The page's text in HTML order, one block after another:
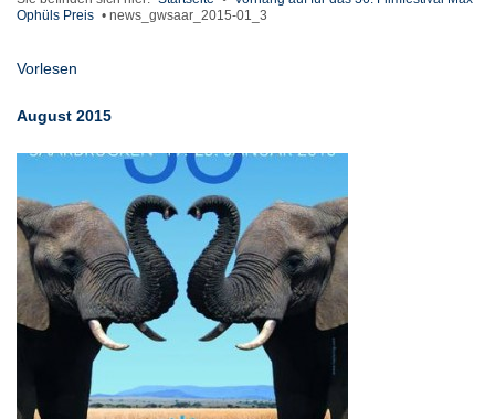
Ophüls Preis • news_gwsaar_2015-01_3
Vorlesen
August 2015